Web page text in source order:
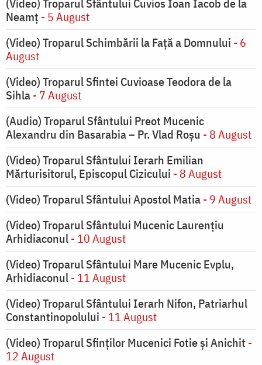
(Video) Troparul Sfântului Cuvios Ioan Iacob de la
Neamț - 5 August
(Video) Troparul Schimbării la Față a Domnului - 6
August
(Video) Troparul Sfintei Cuvioase Teodora de la
Sihla- 7 August
(Audio) Troparul Sfântului Preot Mucenic
Alexandru din Basarabia – Pr. Vlad Roșu - 8 August
(Video) Troparul Sfântului Ierarh Emilian
Mărturisitorul, Episcopul Cizicului - 8 August
(Video) Troparul Sfântului Apostol Matia- 9 August
(Video) Troparul Sfântului Mucenic Laurențiu
Arhidiaconul- 10 August
(Video) Troparul Sfântului Mare Mucenic Evplu,
Arhidiaconul- 11 August
(Video) Troparul Sfântului Ierarh Nifon, Patriarhul
Constantinopolului - 11 August
(Video) Troparul Sfinților Mucenici Fotie și Anichit -
12 August